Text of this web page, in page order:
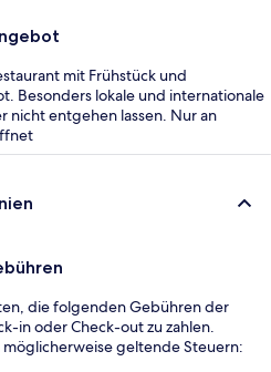
mit Frühstück und
Besonders lokale und internationale
nicht entgehen lassen. Nur an
die folgenden Gebühren der
in oder Check-out zu zahlen.
geltende Steuern: